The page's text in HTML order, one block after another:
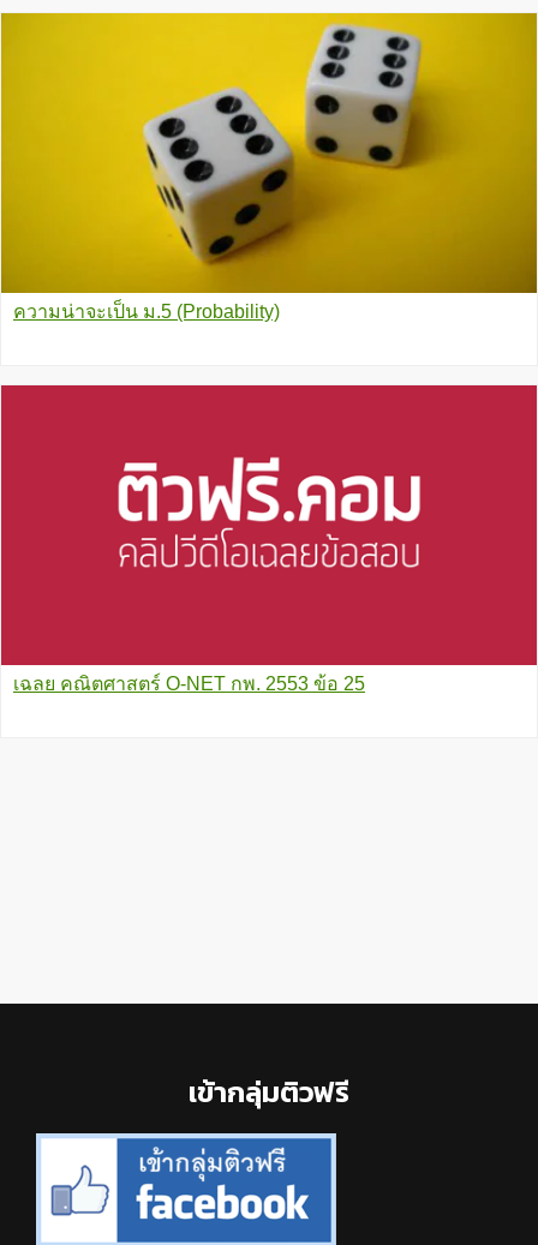
ความน่าจะเป็น ม.5 (Probability)
เฉลย คณิตศาสตร์ O-NET กพ. 2553 ข้อ 25
เข้ากลุ่มติวฟรี